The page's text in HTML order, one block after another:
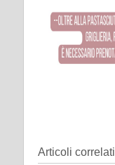
Articoli correlati